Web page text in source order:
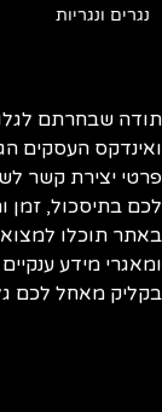
נגרים ונגריות
תודה שבחרתם
ואינדקס העסקים
פרטי יצירת קשר
לכם בתיסכול, זמן
באתר תוכלו
ומאגרי מידע
בקליק מאחל לכם